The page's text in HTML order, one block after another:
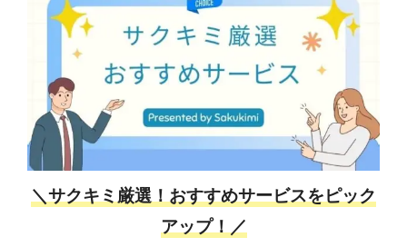
＼サクキミ厳選！おすすめサービスをピック
アップ！／